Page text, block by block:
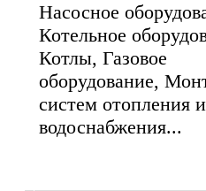
Насосное
Котельное
Котлы, Газовое
оборудование,
систем отопления и
водоснабжения...